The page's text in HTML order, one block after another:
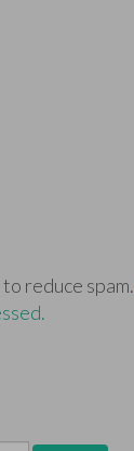
reduce spam.